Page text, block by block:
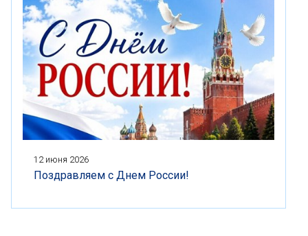
12 июня 2026
Поздравляем с Днем России!